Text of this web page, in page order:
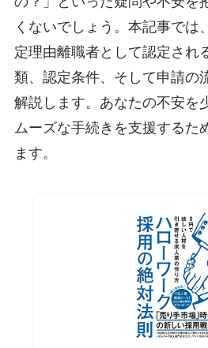
くないでしょう。本記事では
定理由離職者として認定され
類、認定条件、そして申請の
解説します。あなたの不安を
ムーズな手続きを支援するた
ます。